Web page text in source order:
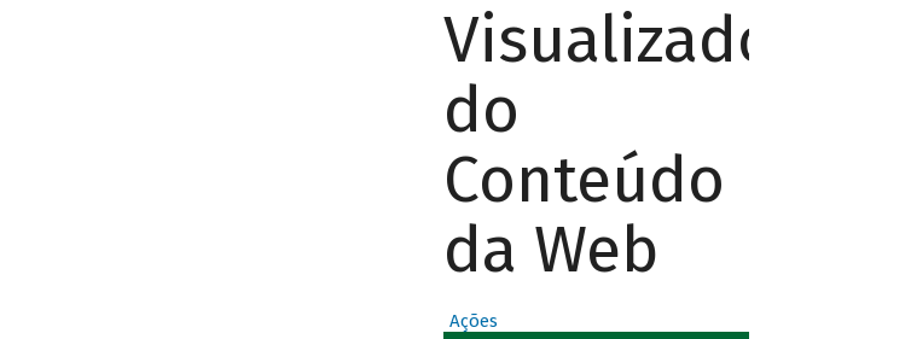
Visualizador
do
Conteúdo
da Web
Ações